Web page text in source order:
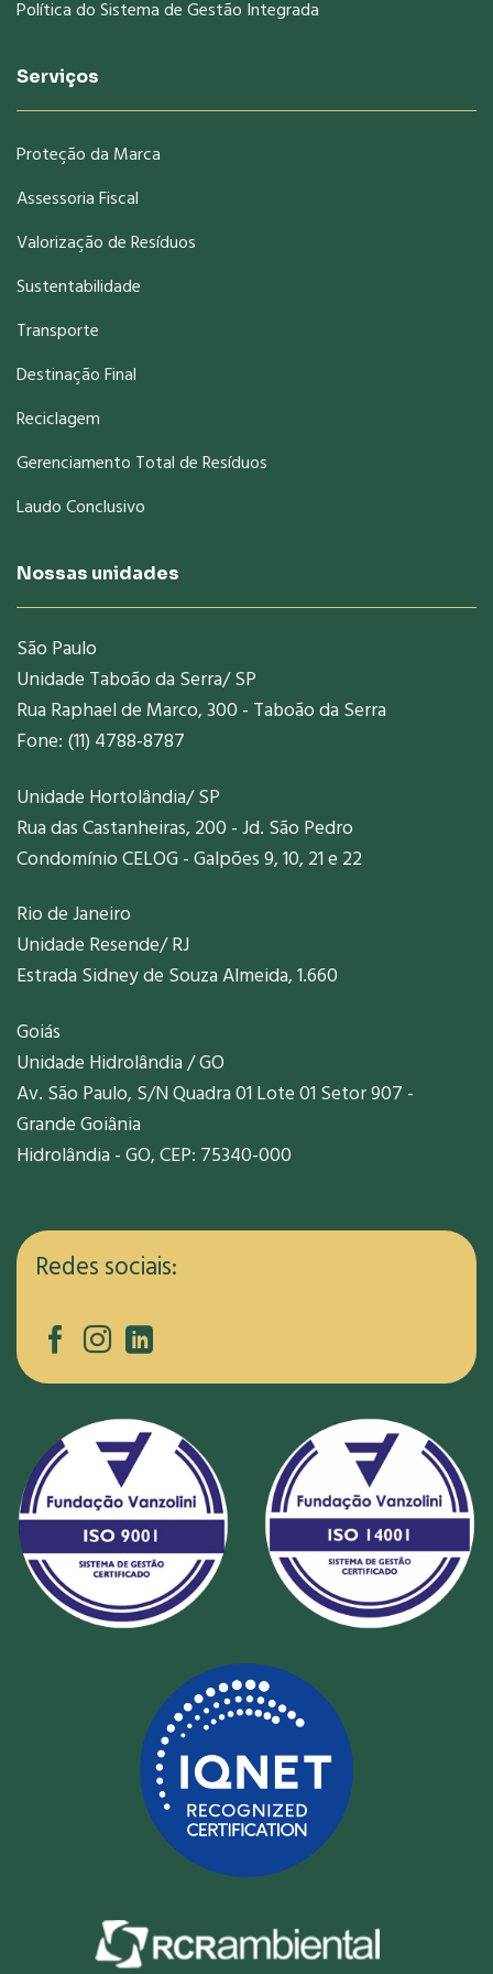
Política do Sistema de Gestão Integrada
Serviços
Proteção da Marca
Assessoria Fiscal
Valorização de Resíduos
Sustentabilidade
Transporte
Destinação Final
Reciclagem
Gerenciamento Total de Resíduos
Laudo Conclusivo
Nossas unidades
São Paulo
Unidade Taboão da Serra/ SP
Rua Raphael de Marco, 300 - Taboão da Serra
Fone: (11) 4788-8787
Unidade Hortolândia/ SP
Rua das Castanheiras, 200 - Jd. São Pedro
Condomínio CELOG - Galpões 9, 10, 21 e 22
Rio de Janeiro
Unidade Resende/ RJ
Estrada Sidney de Souza Almeida, 1.660
Goiás
Unidade Hidrolândia / GO
Av. São Paulo, S/N Quadra 01 Lote 01 Setor 907 -
Grande Goiânia
Hidrolândia - GO, CEP: 75340-000
Redes sociais: